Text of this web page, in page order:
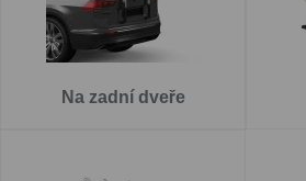
Na zadní dveře